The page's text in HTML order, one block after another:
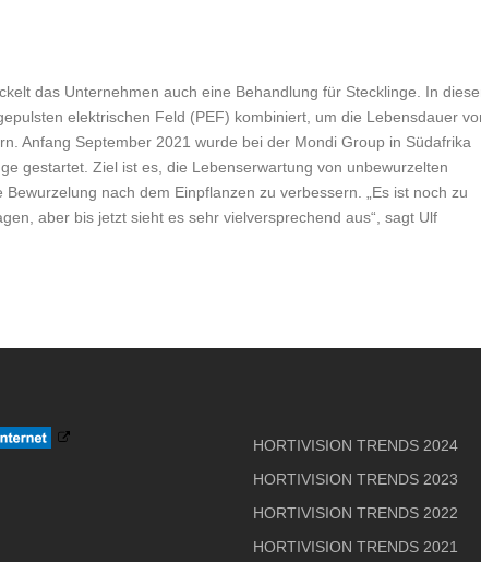
das Unternehmen auch eine Behandlung für Stecklinge. In
elektrischen Feld (PEF) kombiniert, um die Lebensdauer
Anfang September 2021 wurde bei der Mondi Group in Südafrika
gestartet. Ziel ist es, die Lebenserwartung von unbewurzelten
nach dem Einpflanzen zu verbessern. „Es ist noch zu
aber bis jetzt sieht es sehr vielversprechend aus“, sagt Ulf
HORTIVISION TRENDS 2024
HORTIVISION TRENDS 2023
HORTIVISION TRENDS 2022
HORTIVISION TRENDS 2021